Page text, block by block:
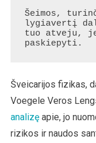
Šeimos,
lygiavertį
tuo atveju,
paskiepyti.
Šveicarijos fizikas,
Voegele Veros
analizę apie, jo
rizikos ir naudos